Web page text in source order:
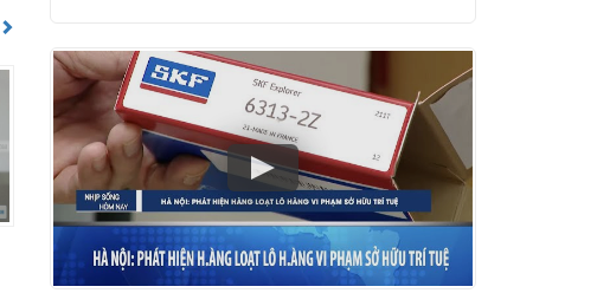
Previous